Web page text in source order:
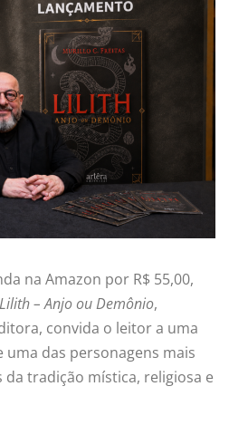
na Amazon por R$ 55,00,
Lilith – Anjo ou Demônio,
convida o leitor a uma
das personagens mais
tradição mística, religiosa e